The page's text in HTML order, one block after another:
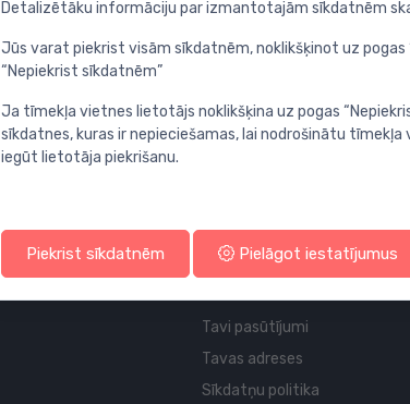
Atgriezties sākumlapā
Atrodi ar
Profila un piegādes
Tavs konts
Tavi pasūtījumi
Tavas adreses
Sīkdatņu politika
Detalizētāku informāciju par izmantotajām sīkdatnēm
Jūs varat piekrist visām sīkdatnēm, noklikšķinot uz
“Nepiekrist sīkdatnēm”
Ja tīmekļa vietnes lietotājs noklikšķina uz pogas
sīkdatnes, kuras ir nepieciešamas, lai nodrošinātu
iegūt lietotāja piekrišanu.
Piekrist sīkdatnēm Pielāgot iestatījumus